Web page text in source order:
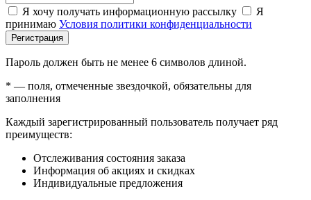
Я хочу получать информационную рассылку
Я
принимаю Условия политики конфиденциальности
Регистрация
Пароль должен быть не менее 6 символов длиной.
* — поля, отмеченные звездочкой, обязательны для
заполнения
Каждый зарегистрированный пользователь получает ряд
преимуществ:
Отслеживания состояния заказа
Информация об акциях и скидках
Индивидуальные предложения